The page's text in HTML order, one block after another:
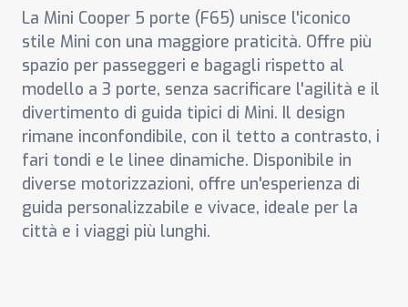
La Mini Cooper 5 porte (F65) unisce l'iconico
stile Mini con una maggiore praticità. Offre più
spazio per passeggeri e bagagli rispetto al
modello a 3 porte, senza sacrificare l'agilità e il
divertimento di guida tipici di Mini. Il design
rimane inconfondibile, con il tetto a contrasto, i
fari tondi e le linee dinamiche. Disponibile in
diverse motorizzazioni, offre un'esperienza di
guida personalizzabile e vivace, ideale per la
città e i viaggi più lunghi.